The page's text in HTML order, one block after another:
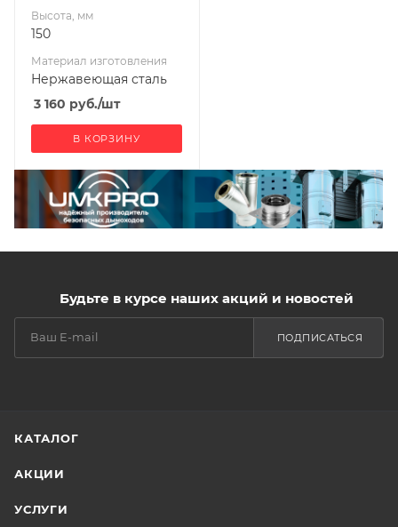
Высота, мм
150
Материал изготовления
Нержавеющая сталь
3 160 руб./шт
В КОРЗИНУ
Будьте в курсе наших акций и новостей
ПОДПИСАТЬСЯ
КАТАЛОГ
АКЦИИ
УСЛУГИ